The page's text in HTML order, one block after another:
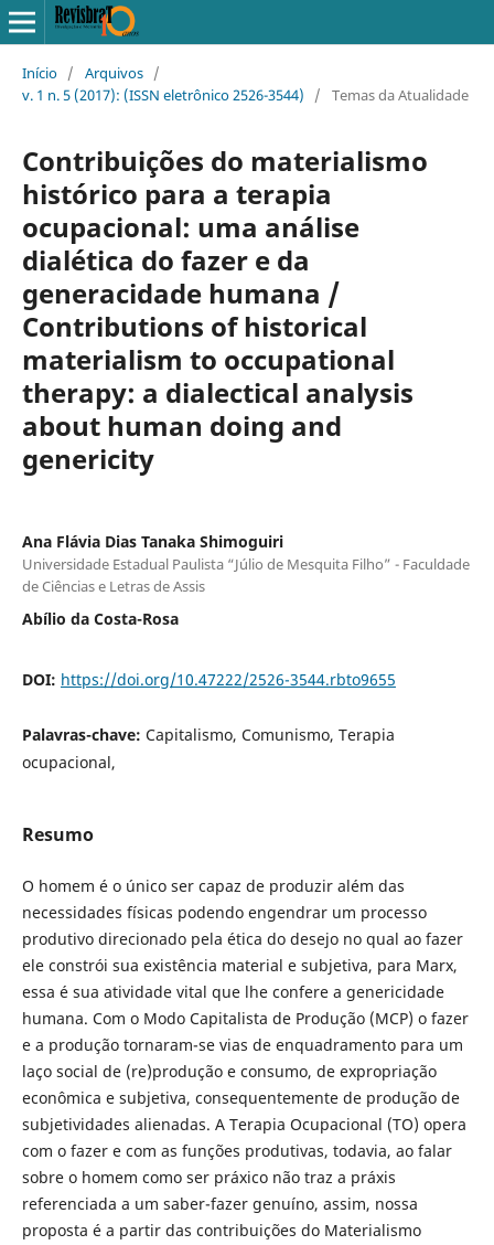
Início / Arquivos /
v. 1 n. 5 (2017): (ISSN eletrônico 2526-3544)
/ Temas da Atualidade
Contribuições do materialismo
histórico para a terapia
ocupacional: uma análise
dialética do fazer e da
generacidade humana /
Contributions of historical
materialism to occupational
therapy: a dialectical analysis
about human doing and
genericity
Ana Flávia Dias Tanaka Shimoguiri
Universidade Estadual Paulista “Júlio de Mesquita Filho” - Faculdade
de Ciências e Letras de Assis
Abílio da Costa-Rosa
DOI: https://doi.org/10.47222/2526-3544.rbto9655
Palavras-chave: Capitalismo, Comunismo, Terapia
ocupacional,
Resumo
O homem é o único ser capaz de produzir além das
necessidades físicas podendo engendrar um processo
produtivo direcionado pela ética do desejo no qual ao fazer
ele constrói sua existência material e subjetiva, para Marx,
essa é sua atividade vital que lhe confere a genericidade
humana. Com o Modo Capitalista de Produção (MCP) o fazer
e a produção tornaram-se vias de enquadramento para um
laço social de (re)produção e consumo, de expropriação
econômica e subjetiva, consequentemente de produção de
subjetividades alienadas. A Terapia Ocupacional (TO) opera
com o fazer e com as funções produtivas, todavia, ao falar
sobre o homem como ser práxico não traz a práxis
referenciada a um saber-fazer genuíno, assim, nossa
proposta é a partir das contribuições do Materialismo